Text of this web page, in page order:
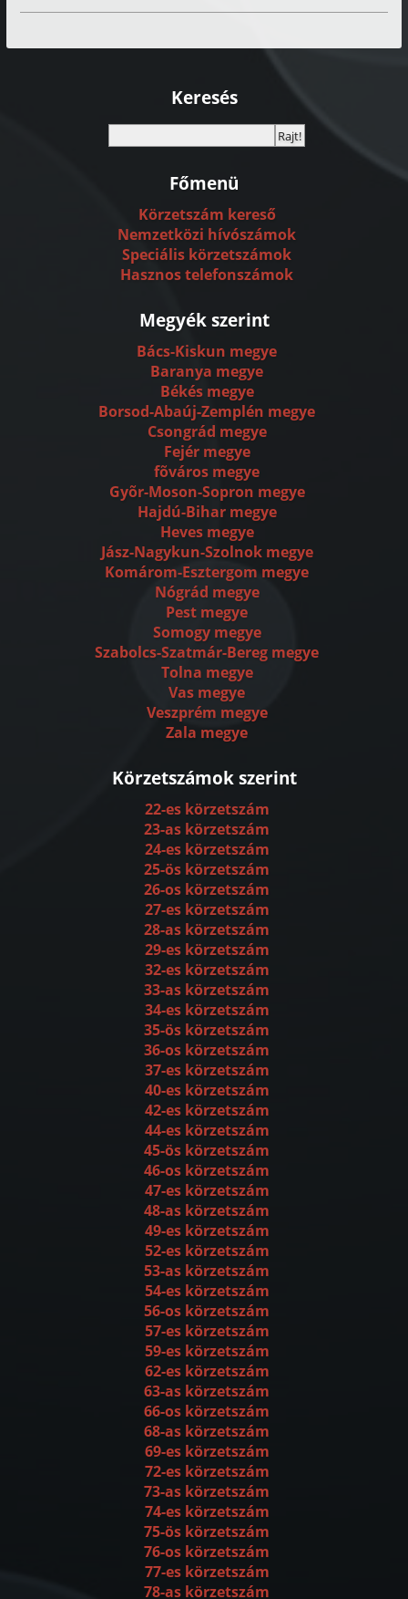
Keresés
Főmenü
Körzetszám kereső
Nemzetközi hívószámok
Speciális körzetszámok
Hasznos telefonszámok
Megyék szerint
Bács-Kiskun megye
Baranya megye
Békés megye
Borsod-Abaúj-Zemplén megye
Csongrád megye
Fejér megye
fõváros megye
Gyõr-Moson-Sopron megye
Hajdú-Bihar megye
Heves megye
Jász-Nagykun-Szolnok megye
Komárom-Esztergom megye
Nógrád megye
Pest megye
Somogy megye
Szabolcs-Szatmár-Bereg megye
Tolna megye
Vas megye
Veszprém megye
Zala megye
Körzetszámok szerint
22-es körzetszám
23-as körzetszám
24-es körzetszám
25-ös körzetszám
26-os körzetszám
27-es körzetszám
28-as körzetszám
29-es körzetszám
32-es körzetszám
33-as körzetszám
34-es körzetszám
35-ös körzetszám
36-os körzetszám
37-es körzetszám
40-es körzetszám
42-es körzetszám
44-es körzetszám
45-ös körzetszám
46-os körzetszám
47-es körzetszám
48-as körzetszám
49-es körzetszám
52-es körzetszám
53-as körzetszám
54-es körzetszám
56-os körzetszám
57-es körzetszám
59-es körzetszám
62-es körzetszám
63-as körzetszám
66-os körzetszám
68-as körzetszám
69-es körzetszám
72-es körzetszám
73-as körzetszám
74-es körzetszám
75-ös körzetszám
76-os körzetszám
77-es körzetszám
78-as körzetszám